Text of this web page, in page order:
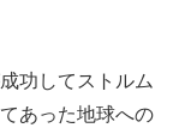
功してストルム
あった地球への